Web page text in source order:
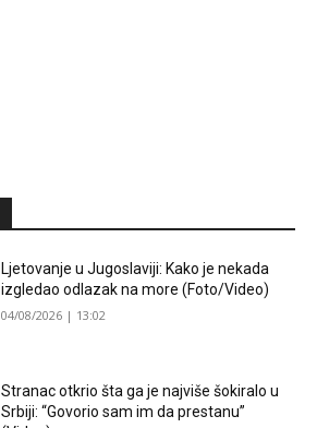
Ljetovanje u Jugoslaviji: Kako je nekada
izgledao odlazak na more (Foto/Video)
04/08/2026 | 13:02
Stranac otkrio šta ga je najviše šokiralo u
Srbiji: “Govorio sam im da prestanu”